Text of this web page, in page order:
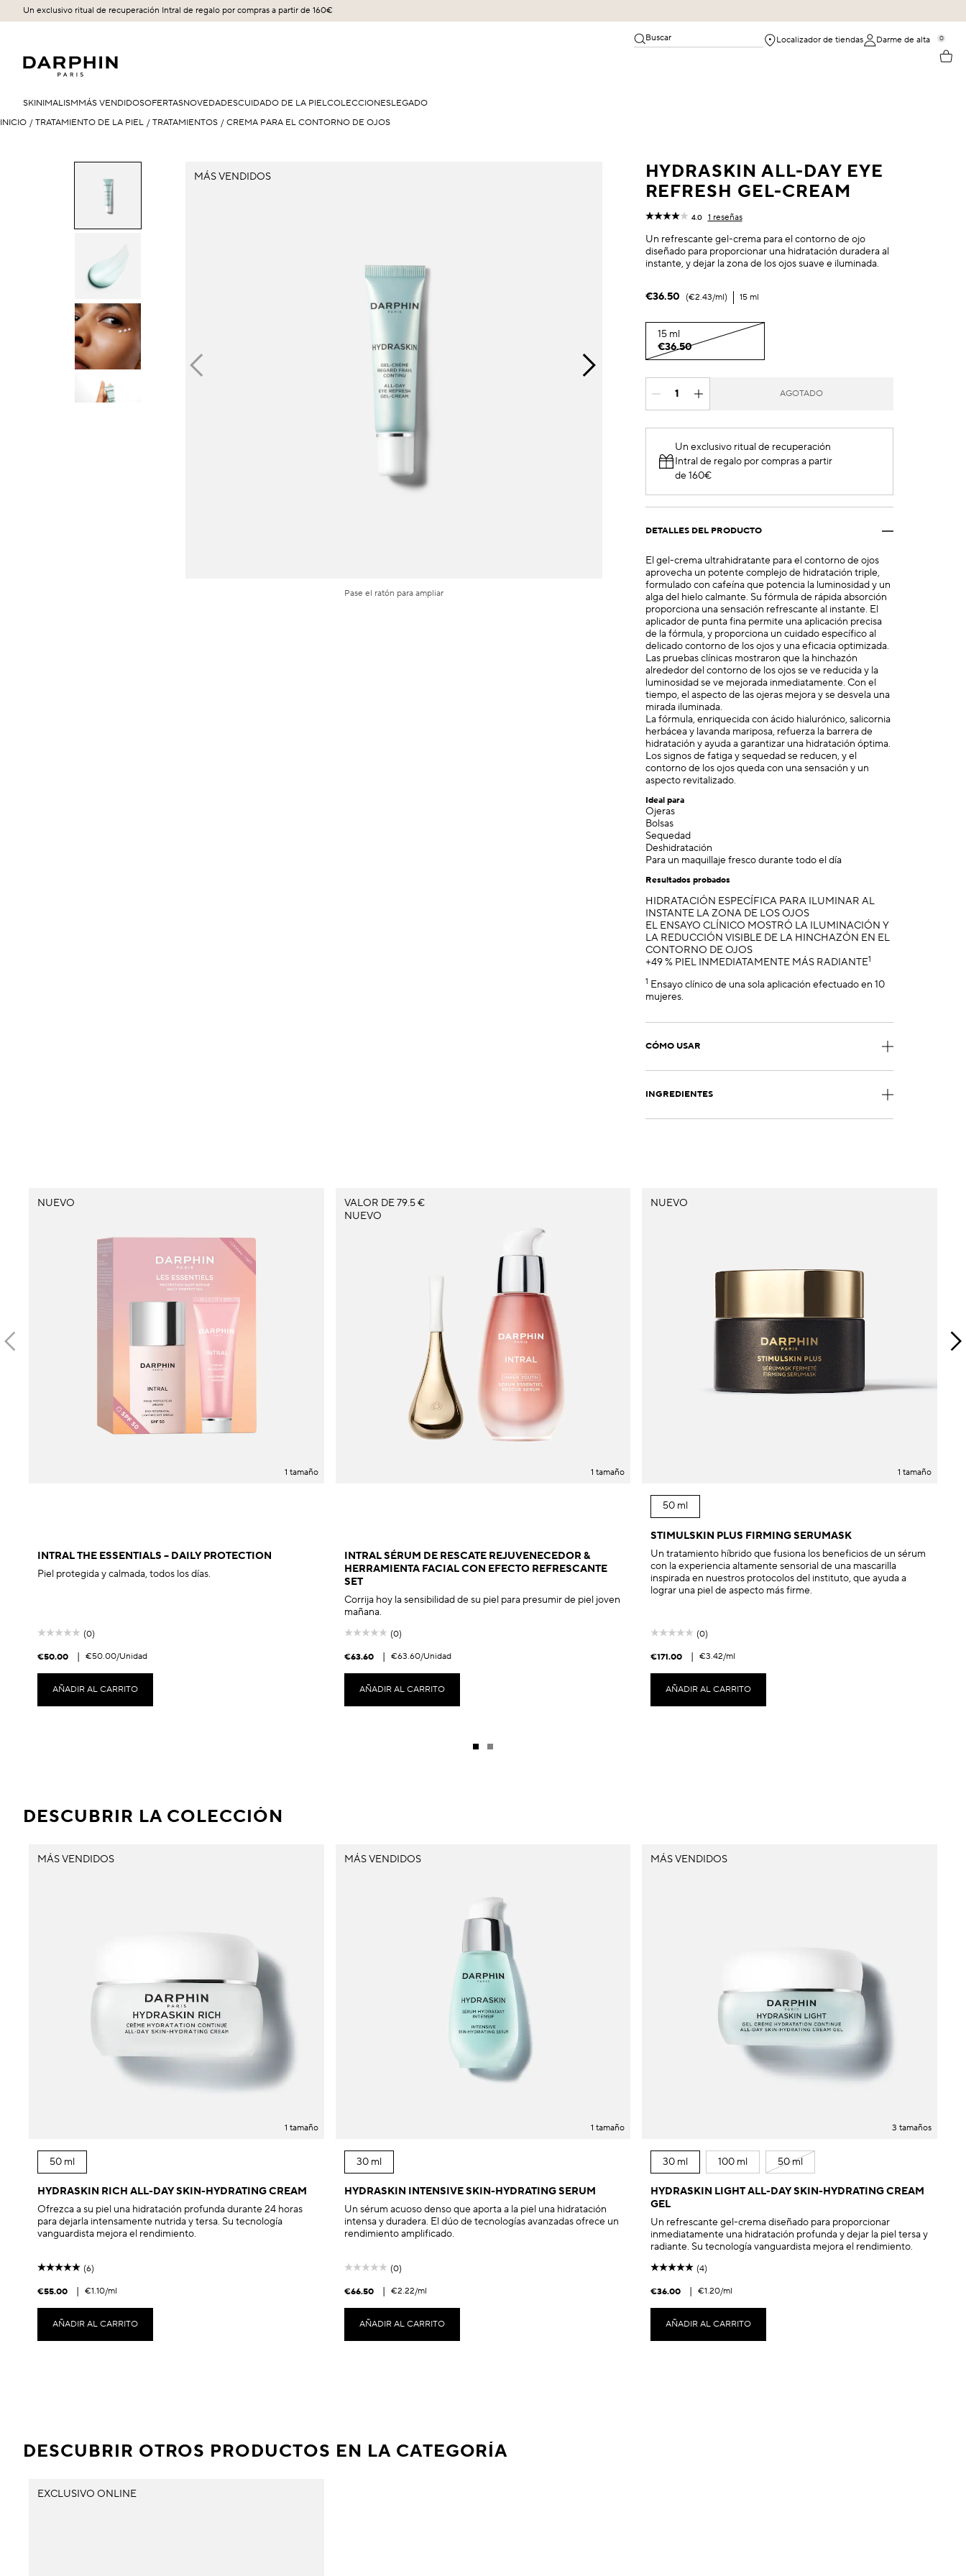
Un exclusivo ritual de recuperación Intral de regalo por compras a partir de 160€
Buscar Localizador de tiendas Darme de alta 0
SKINIMALISMMÁS VENDIDOSOFERTASNOVEDADESCUIDADO DE LA PIELCOLECCIONESLEGADO
INICIO / TRATAMIENTO DE LA PIEL / TRATAMIENTOS / CREMA PARA EL CONTORNO DE OJOS
HYDRASKIN ALL-DAY EYE
REFRESH GEL-CREAM
4.0 1 reseñas
Un refrescante gel-crema para el contorno de ojo
diseñado para proporcionar una hidratación duradera al
instante, y dejar la zona de los ojos suave e iluminada.
MÁS VENDIDOS
Pase el ratón para ampliar
€36.50 €2.43/ml 15 ml
15 ml
€36.50
AGOTADO
Un exclusivo ritual de recuperación
Intral de regalo por compras a partir
de 160€
DETALLES DEL PRODUCTO
El gel-crema ultrahidratante para el contorno de ojos
aprovecha un potente complejo de hidratación triple,
formulado con cafeína que potencia la luminosidad y un
alga del hielo calmante. Su fórmula de rápida absorción
proporciona una sensación refrescante al instante. El
aplicador de punta fina permite una aplicación precisa
de la fórmula, y proporciona un cuidado específico al
delicado contorno de los ojos y una eficacia optimizada.
Las pruebas clínicas mostraron que la hinchazón
alrededor del contorno de los ojos se ve reducida y la
luminosidad se ve mejorada inmediatamente. Con el
tiempo, el aspecto de las ojeras mejora y se desvela una
mirada iluminada.
La fórmula, enriquecida con ácido hialurónico, salicornia
herbácea y lavanda mariposa, refuerza la barrera de
hidratación y ayuda a garantizar una hidratación óptima.
Los signos de fatiga y sequedad se reducen, y el
contorno de los ojos queda con una sensación y un
aspecto revitalizado.
Ideal para
Ojeras
Bolsas
Sequedad
Deshidratación
Para un maquillaje fresco durante todo el día
Resultados probados
HIDRATACIÓN ESPECÍFICA PARA ILUMINAR AL
INSTANTE LA ZONA DE LOS OJOS
EL ENSAYO CLÍNICO MOSTRÓ LA ILUMINACIÓN Y
LA REDUCCIÓN VISIBLE DE LA HINCHAZÓN EN EL
CONTORNO DE OJOS
+49 % PIEL INMEDIATAMENTE MÁS RADIANTE1
1 Ensayo clínico de una sola aplicación efectuado en 10
mujeres.
CÓMO USAR
INGREDIENTES
NUEVO
1 tamaño
INTRAL THE ESSENTIALS – DAILY PROTECTION
Piel protegida y calmada, todos los días.
(0)
€50.00 | €50.00/Unidad
AÑADIR AL CARRITO
VALOR DE 79.5 €
NUEVO
1 tamaño
INTRAL SÉRUM DE RESCATE REJUVENECEDOR &
HERRAMIENTA FACIAL CON EFECTO REFRESCANTE
SET
Corrija hoy la sensibilidad de su piel para presumir de piel joven
mañana.
(0)
€63.60 | €63.60/Unidad
AÑADIR AL CARRITO
NUEVO
1 tamaño
50 ml
STIMULSKIN PLUS FIRMING SERUMASK
Un tratamiento híbrido que fusiona los beneficios de un sérum
con la experiencia altamente sensorial de una mascarilla
inspirada en nuestros protocolos del instituto, que ayuda a
lograr una piel de aspecto más firme.
(0)
€171.00 | €3.42/ml
AÑADIR AL CARRITO
DESCUBRIR LA COLECCIÓN
MÁS VENDIDOS
1 tamaño
50 ml
HYDRASKIN RICH ALL-DAY SKIN-HYDRATING CREAM
Ofrezca a su piel una hidratación profunda durante 24 horas
para dejarla intensamente nutrida y tersa. Su tecnología
vanguardista mejora el rendimiento.
(6)
€55.00 €1.10/ml
AÑADIR AL CARRITO
MÁS VENDIDOS
1 tamaño
30 ml
HYDRASKIN INTENSIVE SKIN-HYDRATING SERUM
Un sérum acuoso denso que aporta a la piel una hidratación
intensa y duradera. El dúo de tecnologías avanzadas ofrece un
rendimiento amplificado.
(0)
€66.50 €2.22/ml
AÑADIR AL CARRITO
MÁS VENDIDOS
3 tamaños
30 ml 100 ml 50 ml
HYDRASKIN LIGHT ALL-DAY SKIN-HYDRATING CREAM
GEL
Un refrescante gel-crema diseñado para proporcionar
inmediatamente una hidratación profunda y dejar la piel tersa y
radiante. Su tecnología vanguardista mejora el rendimiento.
(4)
€36.00 €1.20/ml
AÑADIR AL CARRITO
DESCUBRIR OTROS PRODUCTOS EN LA CATEGORÍA
EXCLUSIVO ONLINE